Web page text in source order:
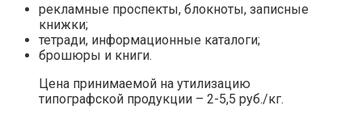
рекламные проспекты, блокноты, записные
книжки;
тетради, информационные каталоги;
брошюры и книги.
Цена принимаемой на утилизацию
типографской продукции – 2-5,5 руб./кг.